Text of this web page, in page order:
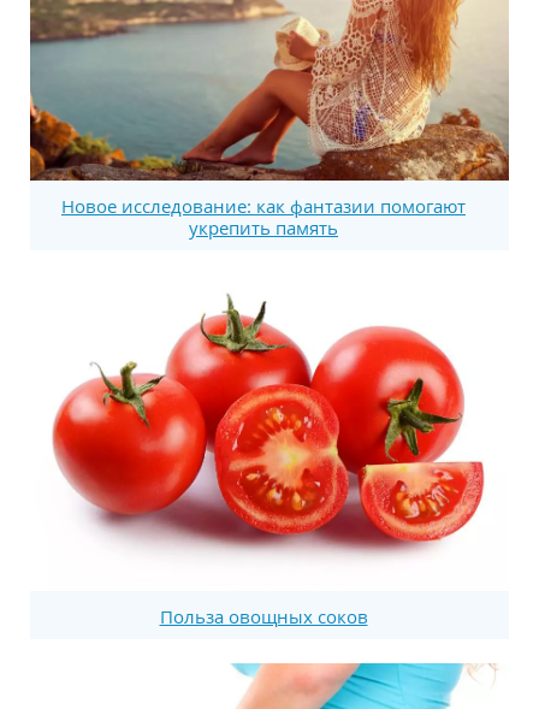
Новое исследование: как фантазии помогают
укрепить память
Польза овощных соков